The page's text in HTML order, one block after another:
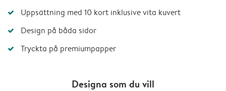
Uppsättning med 10 kort inklusive vita kuvert
Design på båda sidor
Tryckta på premiumpapper
Designa som du vill